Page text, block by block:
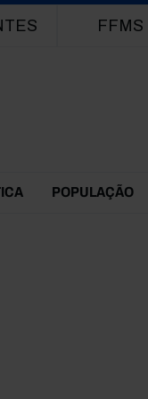
FFMS
POPULAÇÃO